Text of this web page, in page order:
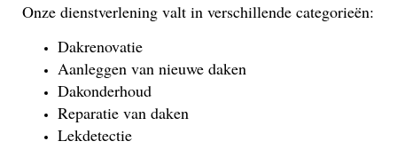
Onze dienstverlening valt in verschillende categorieën:
Dakrenovatie
Aanleggen van nieuwe daken
Dakonderhoud
Reparatie van daken
Lekdetectie